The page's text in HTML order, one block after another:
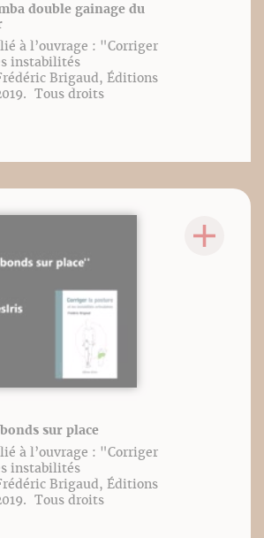
double gainage du
à l’ouvrage : "Corriger
instabilités
Brigaud, Éditions
Tous droits
sur place
à l’ouvrage : "Corriger
instabilités
Brigaud, Éditions
Tous droits